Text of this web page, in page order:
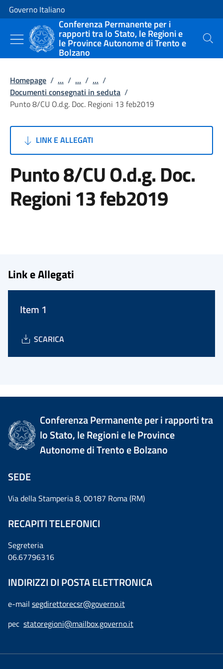
Vai al contenuto
Vai alla navigazione del sito
Governo Italiano
Conferenza Permanente per i
rapporti tra lo Stato, le Regioni e
le Province Autonome di Trento e
Bolzano
Cerca
Homepage / ... / ... / ... /
Documenti consegnati in seduta /
Punto 8/CU O.d.g. Doc. Regioni 13 feb2019
LINK E ALLEGATI
Punto 8/CU O.d.g. Doc.
Regioni 13 feb2019
Link e Allegati
Item 1
SCARICA
Conferenza Permanente per i rapporti tra
lo Stato, le Regioni e le Province
Autonome di Trento e Bolzano
SEDE
Via della Stamperia 8, 00187 Roma (RM)
RECAPITI TELEFONICI
Segreteria
06.67796316
INDIRIZZI DI POSTA ELETTRONICA
e-mail segdirettorecsr@governo.it
pec statoregioni@mailbox.governo.it